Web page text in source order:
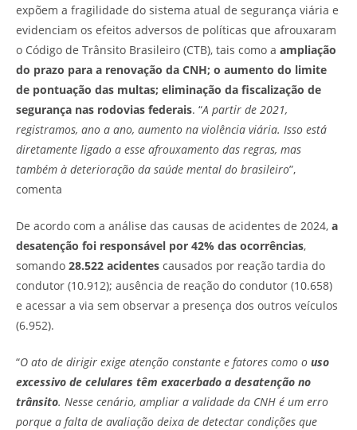
expõem a fragilidade do sistema atual de segurança viária e
evidenciam os efeitos adversos de políticas que afrouxaram
o Código de Trânsito Brasileiro (CTB), tais como a ampliação
do prazo para a renovação da CNH; o aumento do limite
de pontuação das multas; eliminação da fiscalização de
segurança nas rodovias federais. “A partir de 2021,
registramos, ano a ano, aumento na violência viária. Isso está
diretamente ligado a esse afrouxamento das regras, mas
também à deterioração da saúde mental do brasileiro”,
comenta
De acordo com a análise das causas de acidentes de 2024, a
desatenção foi responsável por 42% das ocorrências,
somando 28.522 acidentes causados por reação tardia do
condutor (10.912); ausência de reação do condutor (10.658)
e acessar a via sem observar a presença dos outros veículos
(6.952).
“O ato de dirigir exige atenção constante e fatores como o uso
excessivo de celulares têm exacerbado a desatenção no
trânsito. Nesse cenário, ampliar a validade da CNH é um erro
porque a falta de avaliação deixa de detectar condições que